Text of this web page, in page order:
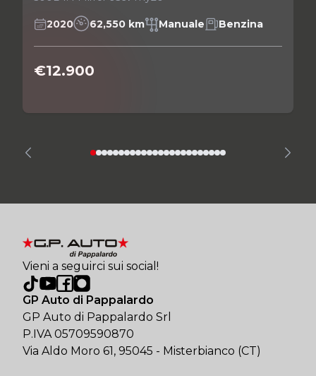
2020 62,550 km Manuale Benzina
€12.900
Vieni a seguirci sui social!
GP Auto di Pappalardo
GP Auto di Pappalardo Srl
P.IVA 05709590870
Via Aldo Moro 61, 95045 - Misterbianco (CT)